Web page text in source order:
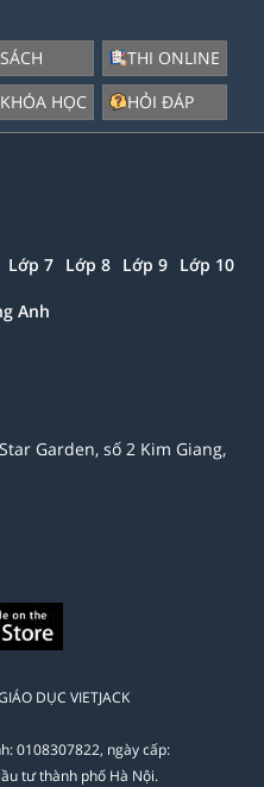
SÁCH
KHÓA HỌC
THI ONLINE
HỎI ĐÁP
Lớp 7 Lớp 8 Lớp 9 Lớp 10
Anh
Garden, số 2 Kim Giang,
DỤC VIETJACK
0108307822, ngày cấp:
tư thành phố Hà Nội.